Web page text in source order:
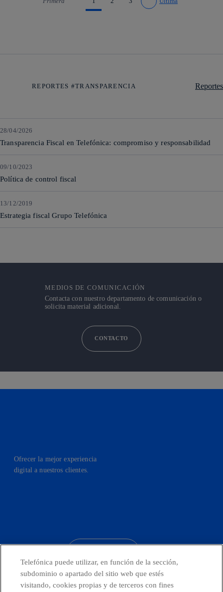
Ir a página anterior Ir a página siguiente
REPORTES #TRANSPARENCIA Reportes
28/04/2026
Transparencia Fiscal en Telefónica: compromiso y responsabilidad
09/10/2023
Política de control fiscal
13/12/2019
Estrategia fiscal Grupo Telefónica
MEDIOS DE COMUNICACIÓN
Contacta con nuestro departamento de comunicación o
solicita material adicional.
CONTACTO
Ofrecer la mejor experiencia
digital a nuestros clientes.
Telefónica puede utilizar, en función de la sección,
subdominio o apartado del sitio web que estés
visitando, cookies propias y de terceros con fines